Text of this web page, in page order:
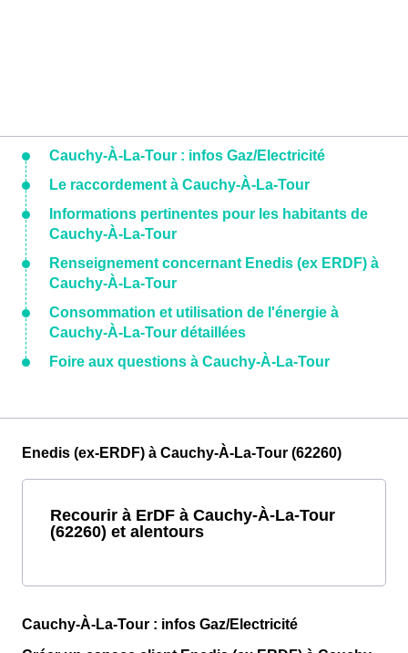
Cauchy-À-La-Tour : infos Gaz/Electricité
Le raccordement à Cauchy-À-La-Tour
Informations pertinentes pour les habitants de
Cauchy-À-La-Tour
Renseignement concernant Enedis (ex ERDF) à
Cauchy-À-La-Tour
Consommation et utilisation de l'énergie à
Cauchy-À-La-Tour détaillées
Foire aux questions à Cauchy-À-La-Tour
Enedis (ex-ERDF) à Cauchy-À-La-Tour (62260)
Recourir à ErDF à Cauchy-À-La-Tour
(62260) et alentours
Cauchy-À-La-Tour : infos Gaz/Electricité